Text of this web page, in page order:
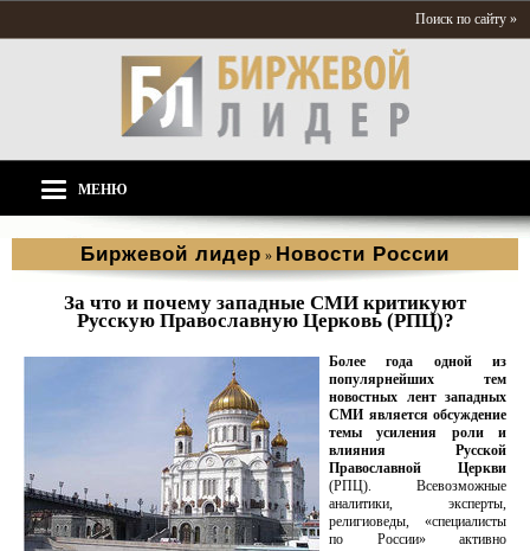
Поиск по сайту »
МЕНЮ
Биржевой лидер » Новости России
За что и почему западные СМИ критикуют
Русскую Православную Церковь (РПЦ)?
Более года одной из
популярнейших тем
новостных лент западных
СМИ является обсуждение
темы усиления роли и
влияния Русской
Православной Церкви
(РПЦ). Всевозможные
аналитики, эксперты,
религиоведы, «специалисты
по России» активно